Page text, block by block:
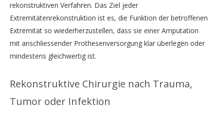
rekonstruktiven Verfahren. Das Ziel jeder
Extremitätenrekonstruktion ist es, die Funktion der betroffenen
Extremität so wiederherzustellen, dass sie einer Amputation
mit anschliessender Prothesenversorgung klar überlegen oder
mindestens gleichwertig ist.
Rekonstruktive Chirurgie nach Trauma,
Tumor oder Infektion